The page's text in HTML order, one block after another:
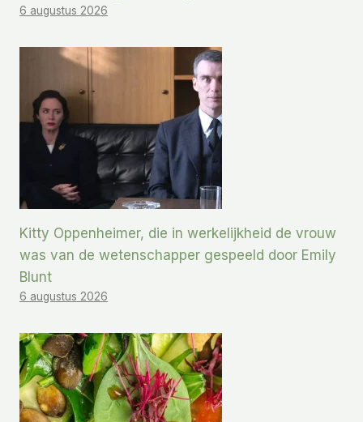
6 augustus 2026
Kitty Oppenheimer, die in werkelijkheid de vrouw
was van de wetenschapper gespeeld door Emily
Blunt
6 augustus 2026